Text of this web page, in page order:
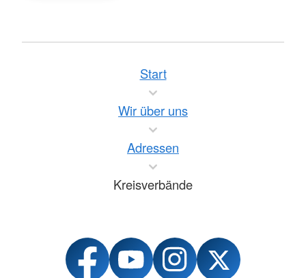
Start
Wir über uns
Adressen
Kreisverbände